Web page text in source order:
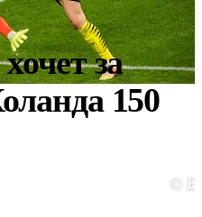
за
150
©